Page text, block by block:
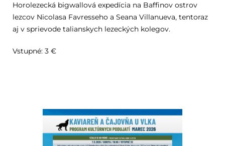
Horolezecká bigwallová expedícia na Baffinov ostrov
lezcov Nicolasa Favresseho a Seana Villanueva, tentoraz
aj v sprievode talianskych lezeckých kolegov.
Vstupné: 3 €